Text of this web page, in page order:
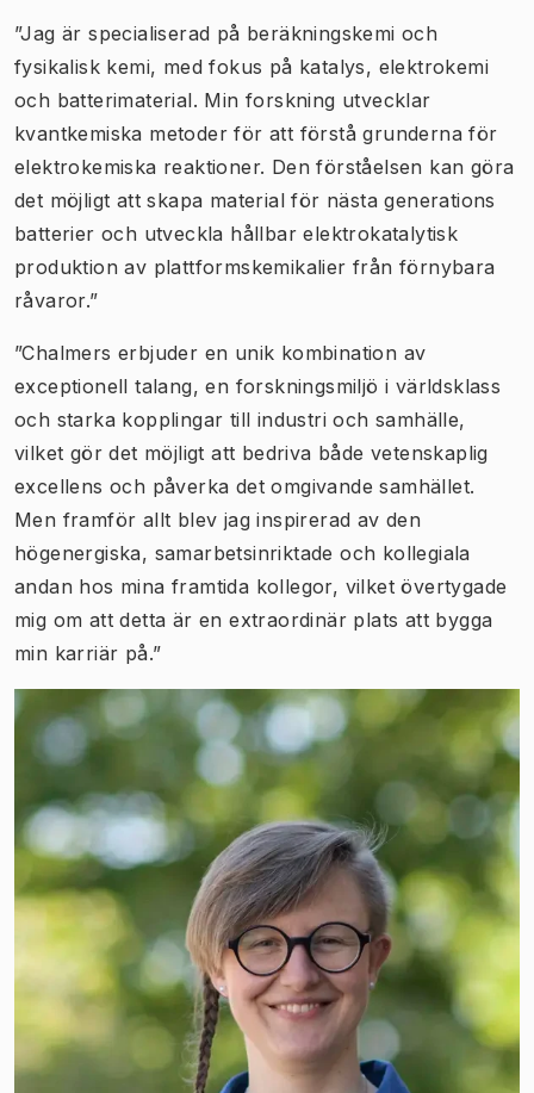
”Jag är specialiserad på beräkningskemi och
fysikalisk kemi, med fokus på katalys, elektrokemi
och batterimaterial. Min forskning utvecklar
kvantkemiska metoder för att förstå grunderna för
elektrokemiska reaktioner. Den förståelsen kan göra
det möjligt att skapa material för nästa generations
batterier och utveckla hållbar elektrokatalytisk
produktion av plattformskemikalier från förnybara
råvaror.”
”Chalmers erbjuder en unik kombination av
exceptionell talang, en forskningsmiljö i världsklass
och starka kopplingar till industri och samhälle,
vilket gör det möjligt att bedriva både vetenskaplig
excellens och påverka det omgivande samhället.
Men framför allt blev jag inspirerad av den
högenergiska, samarbetsinriktade och kollegiala
andan hos mina framtida kollegor, vilket övertygade
mig om att detta är en extraordinär plats att bygga
min karriär på.”